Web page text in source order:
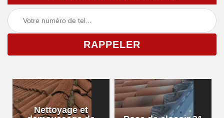
Nettoyage et